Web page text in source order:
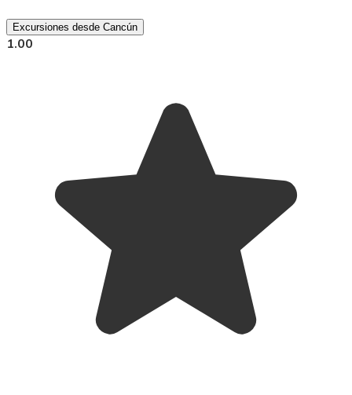
Excursiones desde Cancún
1.00